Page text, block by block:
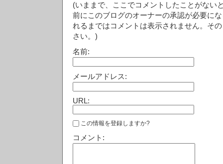
(いままで、ここでコメントしたことがない
前にこのブログのオーナーの承認が必要に
れるまではコメントは表示されません。そ
さい。)
名前:
メールアドレス:
URL:
この情報を登録しますか?
コメント: